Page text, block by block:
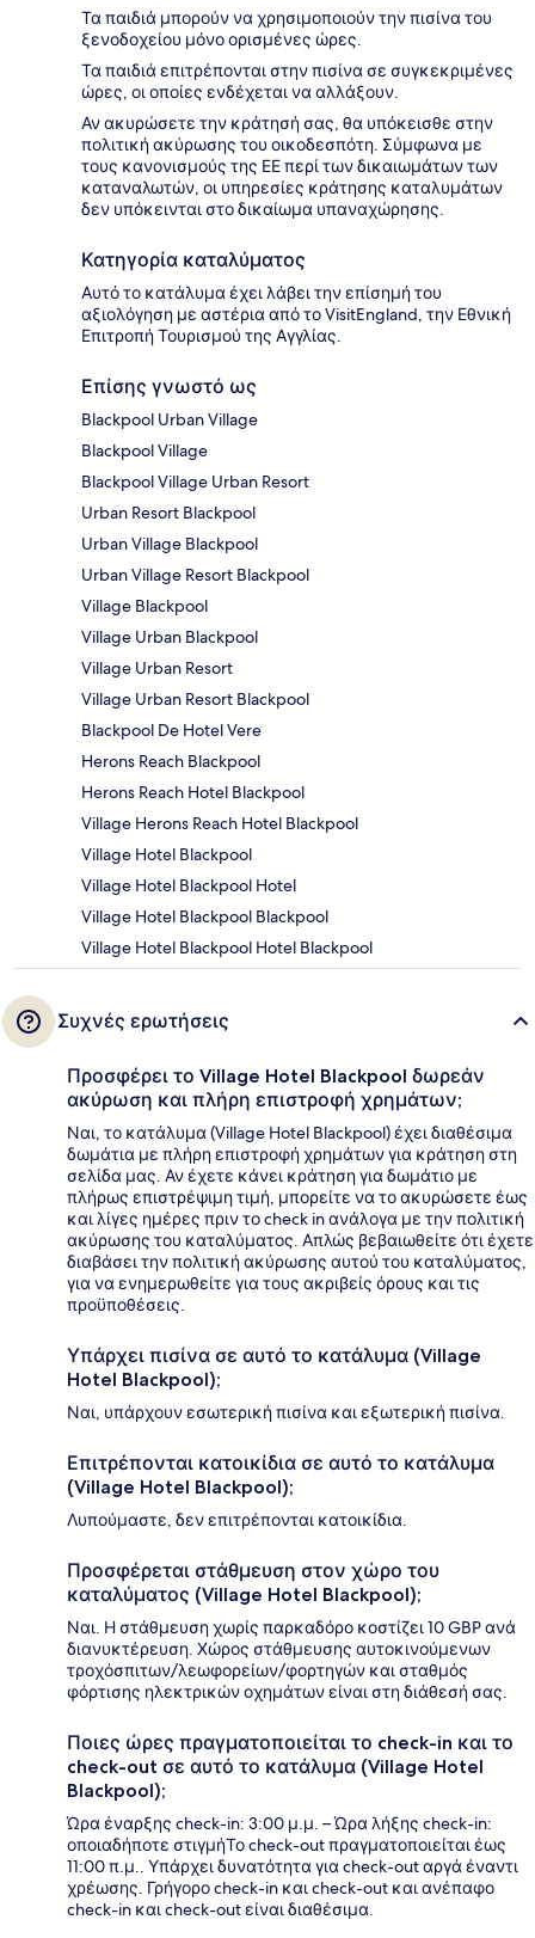
Τα παιδιά μπορούν να χρησιμοποιούν την πισίνα του
ξενοδοχείου μόνο ορισμένες ώρες.
Τα παιδιά επιτρέπονται στην πισίνα σε συγκεκριμένες
ώρες, οι οποίες ενδέχεται να αλλάξουν.
Αν ακυρώσετε την κράτησή σας, θα υπόκεισθε στην
πολιτική ακύρωσης του οικοδεσπότη. Σύμφωνα με
τους κανονισμούς της ΕΕ περί των δικαιωμάτων των
καταναλωτών, οι υπηρεσίες κράτησης καταλυμάτων
δεν υπόκεινται στο δικαίωμα υπαναχώρησης.
Κατηγορία καταλύματος
Αυτό το κατάλυμα έχει λάβει την επίσημή του
αξιολόγηση με αστέρια από το VisitEngland, την Εθνική
Επιτροπή Τουρισμού της Αγγλίας.
Επίσης γνωστό ως
Blackpool Urban Village
Blackpool Village
Blackpool Village Urban Resort
Urban Resort Blackpool
Urban Village Blackpool
Urban Village Resort Blackpool
Village Blackpool
Village Urban Blackpool
Village Urban Resort
Village Urban Resort Blackpool
Blackpool De Hotel Vere
Herons Reach Blackpool
Herons Reach Hotel Blackpool
Village Herons Reach Hotel Blackpool
Village Hotel Blackpool
Village Hotel Blackpool Hotel
Village Hotel Blackpool Blackpool
Village Hotel Blackpool Hotel Blackpool
Συχνές ερωτήσεις
Προσφέρει το Village Hotel Blackpool δωρεάν
ακύρωση και πλήρη επιστροφή χρημάτων;
Ναι, το κατάλυμα (Village Hotel Blackpool) έχει διαθέσιμα
δωμάτια με πλήρη επιστροφή χρημάτων για κράτηση στη
σελίδα μας. Αν έχετε κάνει κράτηση για δωμάτιο με
πλήρως επιστρέψιμη τιμή, μπορείτε να το ακυρώσετε έως
και λίγες ημέρες πριν το check in ανάλογα με την πολιτική
ακύρωσης του καταλύματος. Απλώς βεβαιωθείτε ότι έχετε
διαβάσει την πολιτική ακύρωσης αυτού του καταλύματος,
για να ενημερωθείτε για τους ακριβείς όρους και τις
προϋποθέσεις.
Υπάρχει πισίνα σε αυτό το κατάλυμα (Village
Hotel Blackpool);
Ναι, υπάρχουν εσωτερική πισίνα και εξωτερική πισίνα.
Επιτρέπονται κατοικίδια σε αυτό το κατάλυμα
(Village Hotel Blackpool);
Λυπούμαστε, δεν επιτρέπονται κατοικίδια.
Προσφέρεται στάθμευση στον χώρο του
καταλύματος (Village Hotel Blackpool);
Ναι. Η στάθμευση χωρίς παρκαδόρο κοστίζει 10 GBP ανά
διανυκτέρευση. Χώρος στάθμευσης αυτοκινούμενων
τροχόσπιτων/λεωφορείων/φορτηγών και σταθμός
φόρτισης ηλεκτρικών οχημάτων είναι στη διάθεσή σας.
Ποιες ώρες πραγματοποιείται το check-in και το
check-out σε αυτό το κατάλυμα (Village Hotel
Blackpool);
Ώρα έναρξης check-in: 3:00 μ.μ. – Ώρα λήξης check-in:
οποιαδήποτε στιγμήΤο check-out πραγματοποιείται έως
11:00 π.μ.. Υπάρχει δυνατότητα για check-out αργά έναντι
χρέωσης. Γρήγορο check-in και check-out και ανέπαφο
check-in και check-out είναι διαθέσιμα.